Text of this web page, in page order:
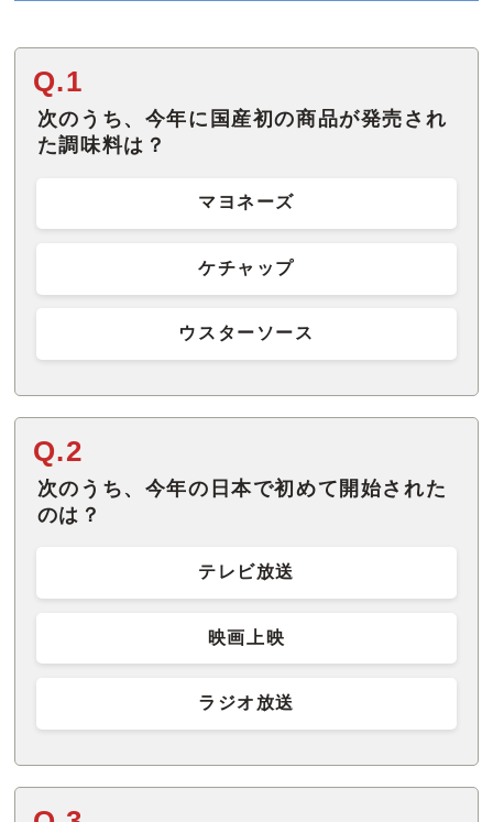
Q.1
次のうち、今年に国産初の商品が発売され
た調味料は？
マヨネーズ
ケチャップ
ウスターソース
Q.2
次のうち、今年の日本で初めて開始された
のは？
テレビ放送
映画上映
ラジオ放送